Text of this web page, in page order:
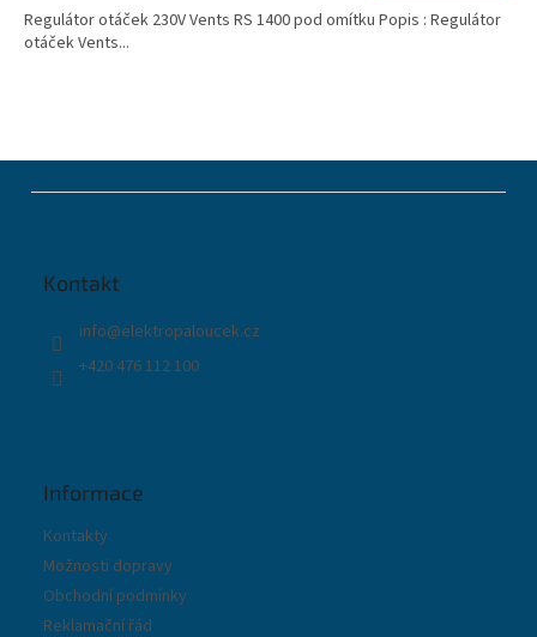
Regulátor otáček 230V Vents RS 1400 pod omítku Popis : Regulátor
otáček Vents...
Kontakt
info@elektropaloucek.cz
+420 476 112 100
Informace
Kontakty
Možnosti dopravy
Obchodní podmínky
Reklamační řád